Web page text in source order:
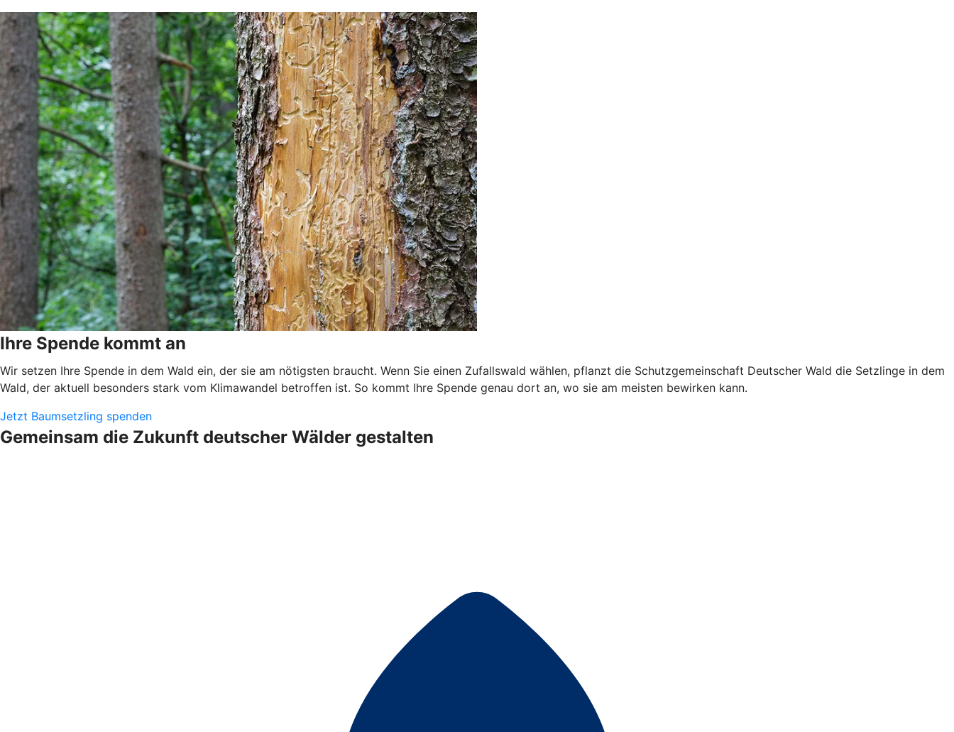
Ihre Spende kommt an
Wir setzen Ihre Spende in dem Wald ein, der sie am nötigsten braucht. Wenn Sie einen Zufallswald wählen, pflanzt die Schutzgemeinschaft Deutscher Wald die Setzlinge in dem
Wald, der aktuell besonders stark vom Klimawandel betroffen ist. So kommt Ihre Spende genau dort an, wo sie am meisten bewirken kann.
Jetzt Baumsetzling spenden
Gemeinsam die Zukunft deutscher Wälder gestalten